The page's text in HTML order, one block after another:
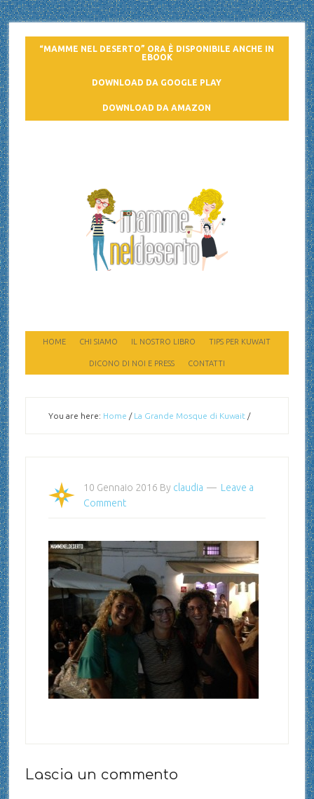
“MAMME NEL DESERTO” ORA È DISPONIBILE ANCHE IN
EBOOK
DOWNLOAD DA GOOGLE PLAY
DOWNLOAD DA AMAZON
HOME CHI SIAMO IL NOSTRO LIBRO TIPS PER KUWAIT
DICONO DI NOI E PRESS CONTATTI
You are here: Home / La Grande Mosque di Kuwait /
10 Gennaio 2016 By claudia
Leave a
Comment
Lascia un commento